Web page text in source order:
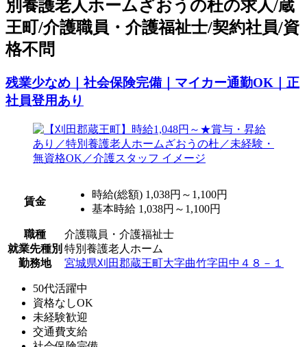
別養護老人ホームざおうの杜の求人/蔵
王町/介護職員・介護福祉士/契約社員/資
格不問
残業少なめ｜社会保険完備｜マイカー通勤OK｜正
社員登用あり
賃金
時給(総額) 1,038円～1,100円
基本時給 1,038円～1,100円
職種
介護職員・介護福祉士
就業先種別 特別養護老人ホーム
勤務地
宮城県刈田郡蔵王町大字曲竹字田中４８－１
50代活躍中
資格なしOK
未経験歓迎
交通費支給